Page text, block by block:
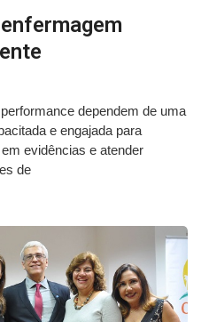
dependem de uma
e engajada para
evidências e atender
de